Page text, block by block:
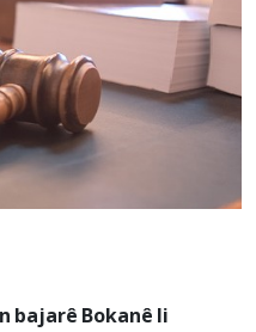
bajarê Bokanê li